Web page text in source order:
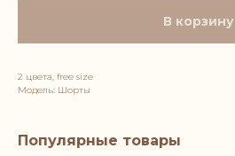
В корзину
2 цвета, free size
Модель: Шорты
Популярные товары